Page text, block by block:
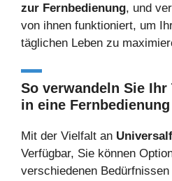
zur Fernbedienung, und
von ihnen funktioniert, um
täglichen Leben zu
So verwandeln Sie
in eine Fernbedienung
Mit der Vielfalt an
Verfügbar, Sie können
verschiedenen